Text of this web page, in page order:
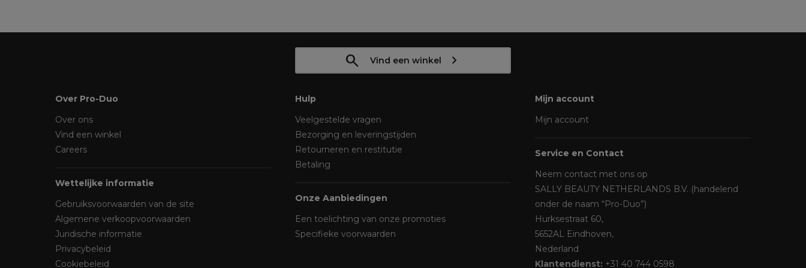
Vind een winkel
Over Pro-Duo
Over ons
Vind een winkel
Careers
Wettelijke informatie
Gebruiksvoorwaarden van de site
Algemene verkoopvoorwaarden
Juridische informatie
Privacybeleid
Cookiebeleid
Hulp
Veelgestelde vragen
Bezorging en leveringstijden
Retourneren en restitutie
Betaling
Onze Aanbiedingen
Een toelichting van onze promoties
Specifieke voorwaarden
Mijn account
Mijn account
Service en Contact
Neem contact met ons op
SALLY BEAUTY NETHERLANDS B.V. (handelend
onder de naam “Pro-Duo”)
Hurksestraat 60,
5652AL Eindhoven,
Nederland
Klantendienst: +31 40 744 0598